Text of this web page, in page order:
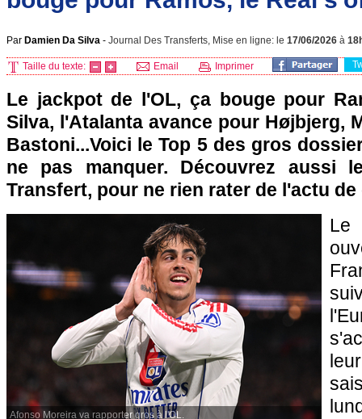
Par Damien Da Silva - Journal Des Transferts, Mise en ligne: le 17/06/2026 à
Taille du texte: Email Imprimer
Le jackpot de l'OL, ça bouge pour
Silva, l'Atalanta avance pour Højbjerg,
Bastoni...Voici le Top 5 des gros
ne pas manquer. Découvrez aussi
Transfert, pour ne rien rater de l'actu de
Afonso Moreira va rapporter gros à l'OL.
Le